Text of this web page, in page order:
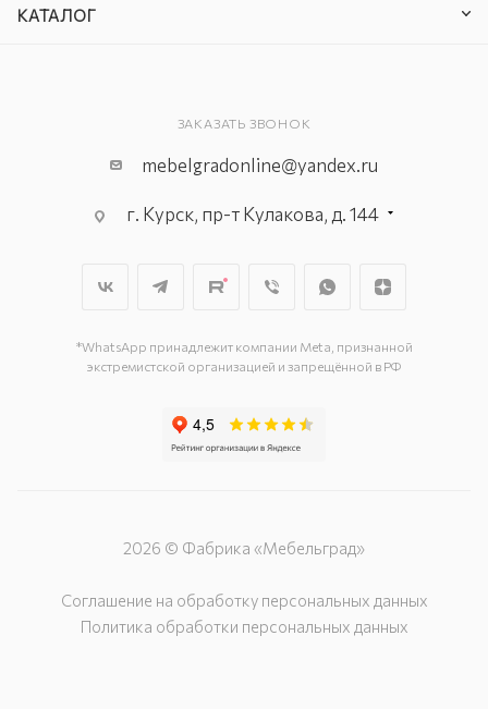
КАТАЛОГ
ЗАКАЗАТЬ ЗВОНОК
mebelgradonline@yandex.ru
г. Курск, пр-т Кулакова, д. 144
г. Курск, ул. Карла Маркса, д. 68
*WhatsApp принадлежит компании Meta, признанной
экстремистской организацией и запрещённой в РФ
2026 © Фабрика «Мебельград»
Соглашение на обработку персональных данных
Политика обработки персональных данных